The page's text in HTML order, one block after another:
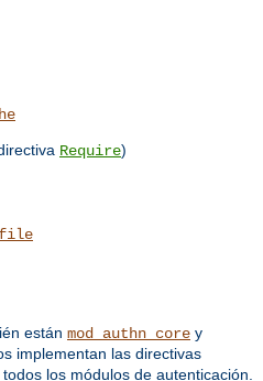
Require)
están mod_authn_core y
implementan las directivas
los módulos de autenticación.